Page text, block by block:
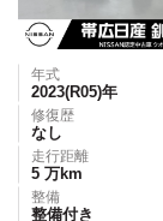
年式
2023(R05)年
修復歴
なし
走行距離
5 万km
整備
整備付き